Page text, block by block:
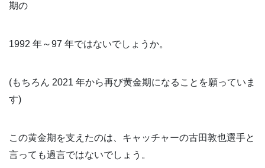
期の
1992 年～97 年ではないでしょうか。
(もちろん 2021 年から再び黄金期になることを願っていま
す)
この黄金期を支えたのは、キャッチャーの古田敦也選手と
言っても過言ではないでしょう。